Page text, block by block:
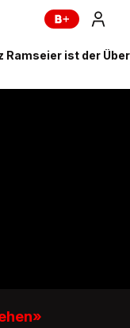
Ramseier ist der